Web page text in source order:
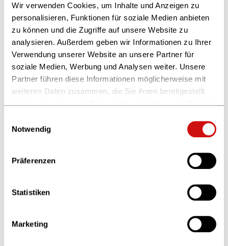
Wir verwenden Cookies, um Inhalte und Anzeigen zu
personalisieren, Funktionen für soziale Medien anbieten
zu können und die Zugriffe auf unsere Website zu
analysieren. Außerdem geben wir Informationen zu Ihrer
Verwendung unserer Website an unsere Partner für
soziale Medien, Werbung und Analysen weiter. Unsere
Partner führen diese Informationen möglicherweise mit
weiteren Daten zusammen, die Sie ihnen bereitgestellt
haben oder die sie im Rahmen Ihrer Nutzung der Dienste
Weitere Informationen finden Sie in unserer
Notwendig
Präferenzen
Statistiken
Marketing
Schwerpunkte: Lektorat, Storytelling/Narratologie,
digitaler Content, Social Media, Marktpositionierung
und -entwicklung. Seit 2019 ist sie gemeinsam mit
Bettina Tschach Geschäftsleiterin derWunschJob
Akademie
.
Die Teilnahmegebühr umfasst 2,5
Bearbeitung eines Textes mit
Gegenprüfung und Einzelfeedback,
Info-Material/Seminarunterlagen.